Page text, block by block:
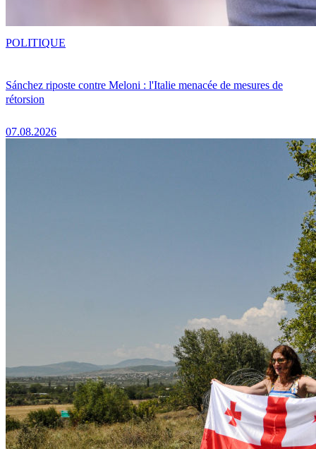
Sánchez riposte contre Meloni : l'Italie menacée de mesures de
rétorsion
07.08.2026
POLITIQUE